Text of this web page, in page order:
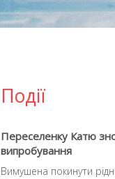
Події
Переселенку Катю
випробування
Вимушена покинути